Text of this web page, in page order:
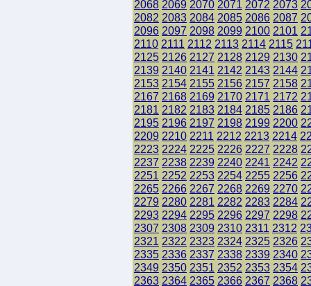
2068 2069 2070 2071 2072 2073
2082 2083 2084 2085 2086 2087
2096 2097 2098 2099 2100 2101
2110 2111 2112 2113 2114 2115
2125 2126 2127 2128 2129 2130
2139 2140 2141 2142 2143 2144
2153 2154 2155 2156 2157 2158
2167 2168 2169 2170 2171 2172
2181 2182 2183 2184 2185 2186
2195 2196 2197 2198 2199 2200
2209 2210 2211 2212 2213 2214
2223 2224 2225 2226 2227 2228
2237 2238 2239 2240 2241 2242
2251 2252 2253 2254 2255 2256
2265 2266 2267 2268 2269 2270
2279 2280 2281 2282 2283 2284
2293 2294 2295 2296 2297 2298
2307 2308 2309 2310 2311 2312
2321 2322 2323 2324 2325 2326
2335 2336 2337 2338 2339 2340
2349 2350 2351 2352 2353 2354
2363 2364 2365 2366 2367 2368